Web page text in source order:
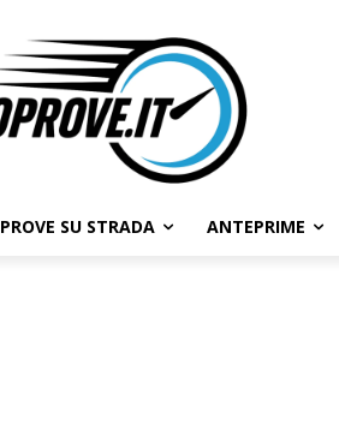
PROVE SU STRADA ANTEPRIME